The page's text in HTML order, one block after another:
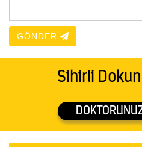
GÖNDER
Sihirli